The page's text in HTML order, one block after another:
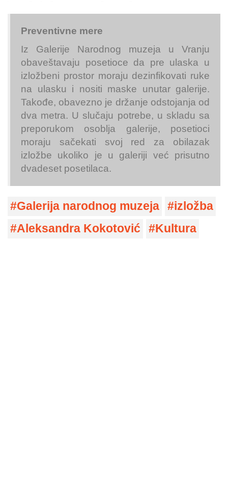
Preventivne mere
Iz Galerije Narodnog muzeja u Vranju
obaveštavaju posetioce da pre ulaska u
izložbeni prostor moraju dezinfikovati ruke
na ulasku i nositi maske unutar galerije.
Takođe, obavezno je držanje odstojanja od
dva metra. U slučaju potrebe, u skladu sa
preporukom osoblja galerije, posetioci
moraju sačekati svoj red za obilazak
izložbe ukoliko je u galeriji već prisutno
dvadeset posetilaca.
Galerija narodnog muzeja
izložba
Aleksandra Kokotović
Kultura